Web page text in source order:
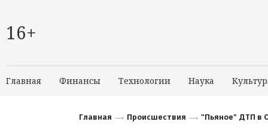
16+
Главная Финансы Технологии Наука
Главная Происшествия "Пьяное" ДТП в